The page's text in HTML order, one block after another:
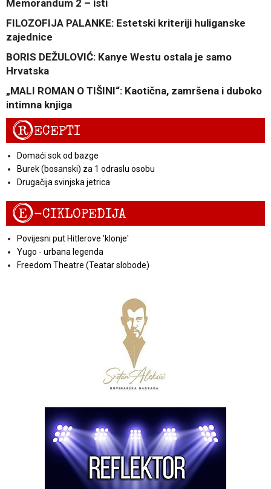
Memorandum 2 – isti
FILOZOFIJA PALANKE: Estetski kriteriji huliganske
zajednice
BORIS DEŽULOVIĆ: Kanye Westu ostala je samo
Hrvatska
„MALI ROMAN O TIŠINI“: Kaotična, zamršena i duboko
intimna knjiga
RECEPTI
Domaći sok od bazge
Burek (bosanski) za 1 odraslu osobu
Drugačija svinjska jetrica
E-CIKLOPEDIJA
Povijesni put Hitlerove 'klonje'
Yugo - urbana legenda
Freedom Theatre (Teatar slobode)